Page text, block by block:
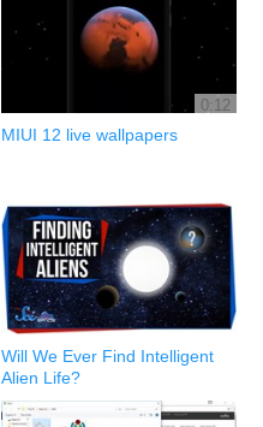
0:12
MIUI 12 live wallpapers
Will We Ever Find Intelligent
Alien Life?